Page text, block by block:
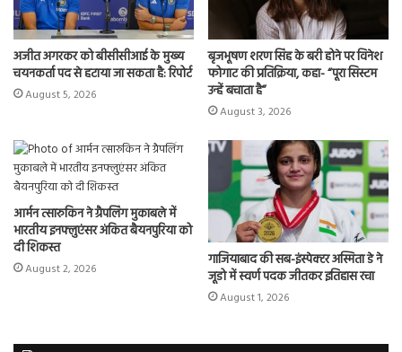
अजीत अगरकर को बीसीसीआई के मुख्य
चयनकर्ता पद से हटाया जा सकता है: रिपोर्ट
August 5, 2026
बृजभूषण शरण सिंह के बरी होने पर विनेश
फोगाट की प्रतिक्रिया, कहा- “पूरा सिस्टम
उन्हें बचाता है”
August 3, 2026
आर्मन त्सारुकिन ने ग्रैपलिंग मुकाबले में
भारतीय इनफ्लुएंसर अंकित बैयनपुरिया को
दी शिकस्त
August 2, 2026
गाजियाबाद की सब-इंस्पेक्टर अस्मिता डे ने
जूडो में स्वर्ण पदक जीतकर इतिहास रचा
August 1, 2026